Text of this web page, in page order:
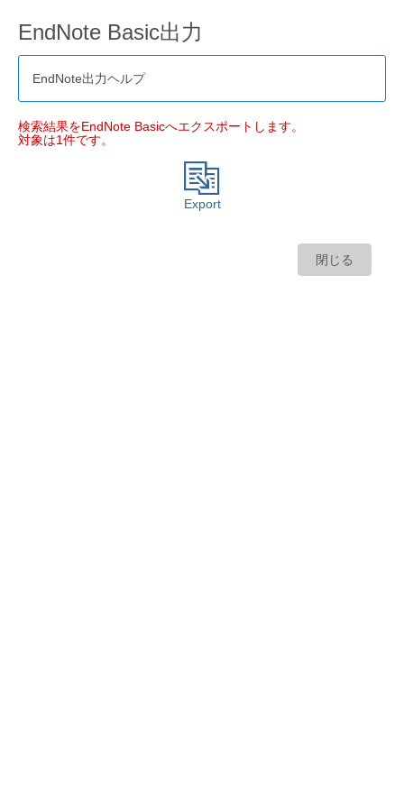
EndNote Basic出力
EndNote出力ヘルプ
検索結果をEndNote Basicへエクスポートします。
対象は1件です。
Export